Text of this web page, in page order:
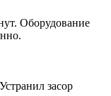
Оборудование
засор